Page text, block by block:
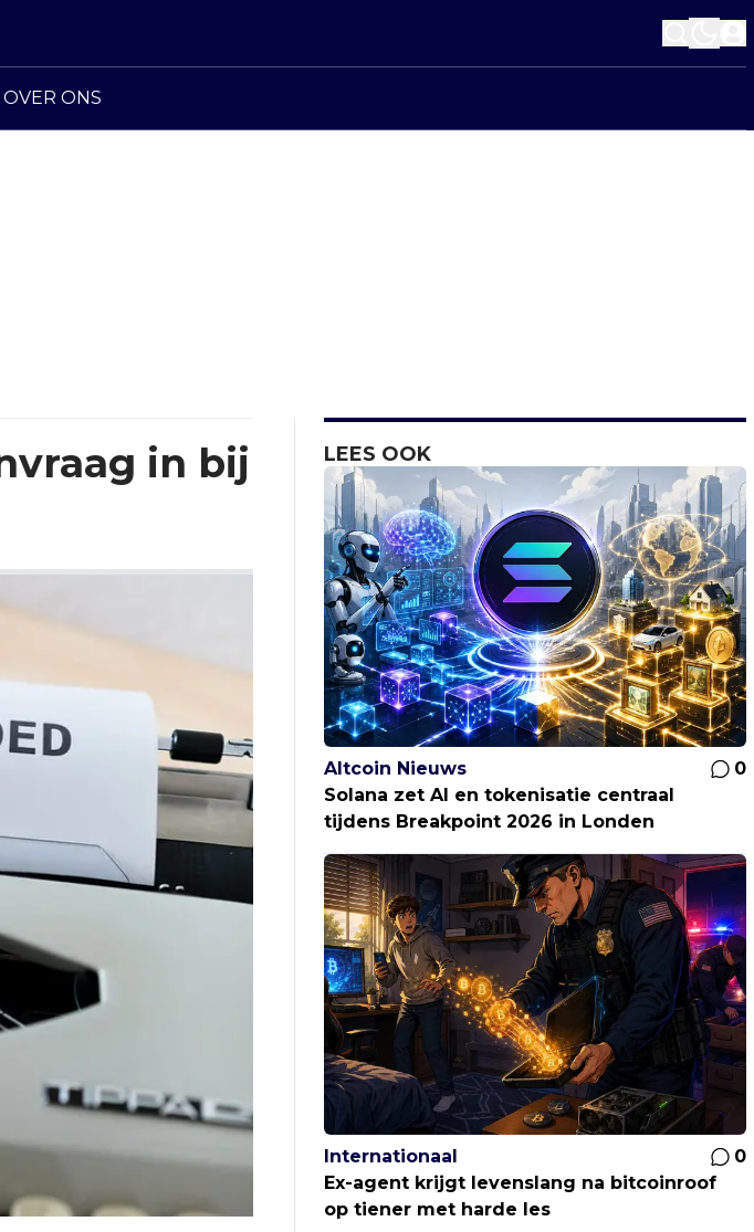
OVER ONS
in bij
LEES OOK
Altcoin Nieuws
0
Solana zet AI en tokenisatie centraal
tijdens Breakpoint 2026 in Londen
Internationaal
0
Ex-agent krijgt levenslang na bitcoinroof
op tiener met harde les